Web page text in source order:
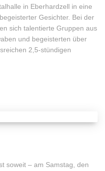
in Eberhardzell in eine
Gesichter. Bei der
sich talentierte Gruppen aus
und begeisterten über
2,5-stündigen
soweit – am Samstag, den